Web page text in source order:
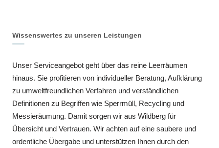
Wissenswertes zu unseren Leistungen
Unser Serviceangebot geht über das reine Leerräumen
hinaus. Sie profitieren von individueller Beratung, Aufklärung
zu umweltfreundlichen Verfahren und verständlichen
Definitionen zu Begriffen wie Sperrmüll, Recycling und
Messieräumung. Damit sorgen wir aus Wildberg für
Übersicht und Vertrauen. Wir achten auf eine saubere und
ordentliche Übergabe und unterstützen Ihnen durch den